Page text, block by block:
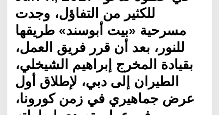
للكثير من التفاؤل، وجدت
مسرحية «بيت أبوسند» طريقها
للنور، بعد أن قرر فريق العمل،
بقيادة المخرج إبراهيم الشيخلي،
الطيران إلى دبي، لإطلاق أول
عرض جماهيري في زمن كورونا،